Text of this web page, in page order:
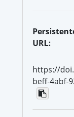
URL:
https://
beff-4abf-